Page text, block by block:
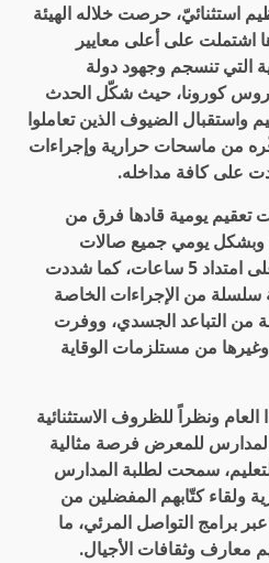
استثنائيّ، حرصت خلاله الهيئة
اشتملت على أعلى معايير
التي تنسجم وجهود دولة
كورونا، حيث شكّل الحدث
واستقبال الضيوف الذين تعاملوا
من ماسحات حرارية وإجراءات
على كافة مداخله.
تعقيم يومية قادها فرق من
وبشكل يومي جميع صالات
وردهات وأروقة المعرض وعلى امتداد 5 ساعات، كما شددت
من الإجراءات الخاصة
من التباعد الجسدي، ووفرت
من مستلزمات الوقاية
ونظراً للظروف الاستثنائية
للمعرض فرصة مثالية
سمحت لطلبة المدارس
ولقاء كتّابهم المفضلين من
برامج التواصل المرئي، ما
وثقافات الأجيال.